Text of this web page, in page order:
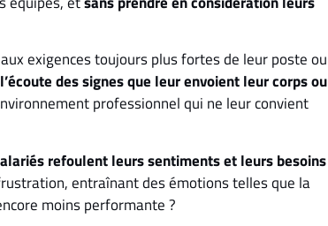
exigences toujours plus fortes de leur poste ou
des signes que leur envoient leur corps ou
professionnel qui ne leur convient
refoulent leurs sentiments et leurs besoins
entraînant des émotions telles que la
moins performante ?